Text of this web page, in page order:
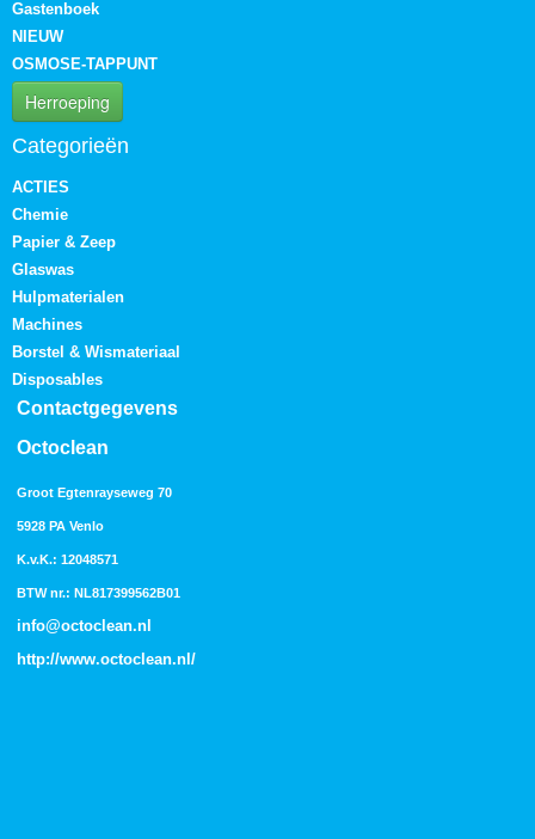
Gastenboek
NIEUW
OSMOSE-TAPPUNT
Herroeping
Categorieën
ACTIES
Chemie
Papier & Zeep
Glaswas
Hulpmaterialen
Machines
Borstel & Wismateriaal
Disposables
Contactgegevens
Octoclean
Groot Egtenrayseweg 70
5928 PA Venlo
K.v.K.: 12048571
BTW nr.: NL817399562B01
info@octoclean.nl
http://www.octoclean.nl /